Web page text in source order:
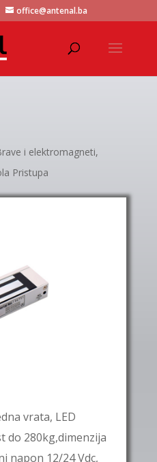
office@antenal.ba
i elektromagneti,
Pristupa
vrata, LED
do 280kg,dimenzija
napon 12/24 Vdc,